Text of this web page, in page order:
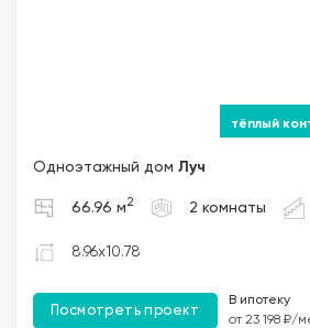
Одноэтажный дом Луч
66.96 м 2 2 комнаты
8.96x10.78
Посмотреть проект
В ипотеку
от 23 198 ₽/